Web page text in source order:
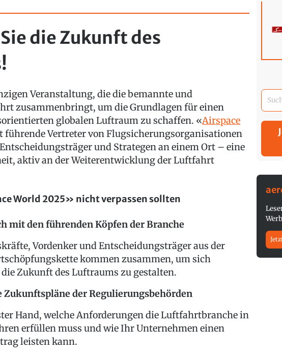
die Zukunft des
Veranstaltung, die die bemannte und
zusammenbringt, um die Grundlagen für einen
globalen Luftraum zu schaffen. «Airspace
führende Vertreter von Flugsicherungsorganisationen
und Strategen an einem Ort – eine
aktiv an der Weiterentwicklung der Luftfahrt
World 2025» nicht verpassen sollten
mit den führenden Köpfen der Branche
Vordenker und Entscheidungsträger aus der
kommen zusammen, um sich
Zukunft des Luftraums zu gestalten.
Zukunftspläne der Regulierungsbehörden
Hand, welche Anforderungen die Luftfahrtbranche in
erfüllen muss und wie Ihr Unternehmen einen
leisten kann.